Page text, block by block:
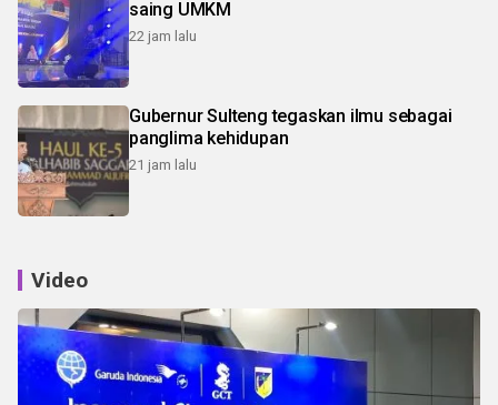
saing UMKM
22 jam lalu
Gubernur Sulteng tegaskan ilmu sebagai
panglima kehidupan
21 jam lalu
Video